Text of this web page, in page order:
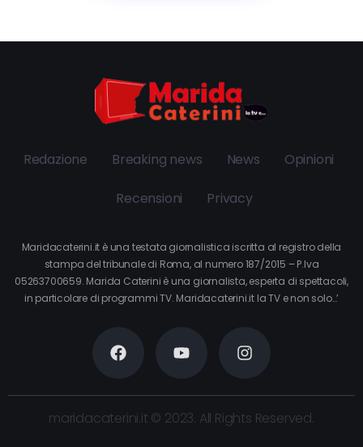
Redazione Breaking news News Opinioni
Recensioni Privacy
Maridacaterini.it è una testata giornalistica iscritta al registro della
stampa del tribunale di Roma, al numero 187/2015 – P.Iva
05263700659. Marida Caterini è una giornalista, esperta di spettacoli,
in particolare di programmi TV. Maridacaterini.it la TV e non solo…’
maridacaterini.it © 2023. All Rights Reserved.